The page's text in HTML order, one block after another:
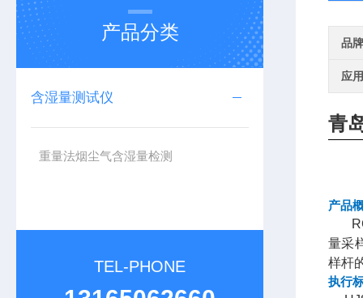
产品分类
含湿量测试仪
重量法烟尘气含湿量检测
TEL-PHONE
品牌
应
青
产品
量采
样杆
执行